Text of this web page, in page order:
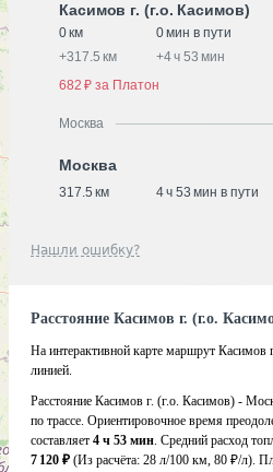
Касимов г. (г.о. Касимов)
0 км
0 мин в пути
+317.5 км +4 ч 53 мин
682 ₽ за Платон
Москва
Москва
317.5 км 4 ч 53 мин в пути
Нашли ошибку?
Расстояние Касимов г. (г.о.
На интерактивной карте маршрут Касимов
линией.
Расстояние Касимов г. (г.о. Касимов) -
по трассе. Ориентировочное время
составляет 4 ч 53 мин. Средний расход
7 120 ₽ (Из расчёта: 28 л/100 км, 80 ₽/л).